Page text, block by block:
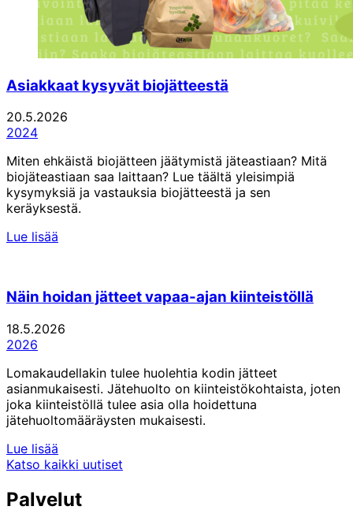
Asiakkaat kysyvät biojätteestä
20.5.2026
2024
Miten ehkäistä biojätteen jäätymistä jäteastiaan? Mitä
biojäteastiaan saa laittaan? Lue täältä yleisimpiä
kysymyksiä ja vastauksia biojätteestä ja sen
keräyksestä.
Lue lisää
Näin hoidan jätteet vapaa-ajan kiinteistöllä
18.5.2026
2026
Lomakaudellakin tulee huolehtia kodin jätteet
asianmukaisesti. Jätehuolto on kiinteistökohtaista, joten
joka kiinteistöllä tulee asia olla hoidettuna
jätehuoltomääräysten mukaisesti.
Lue lisää
Katso kaikki uutiset
Palvelut